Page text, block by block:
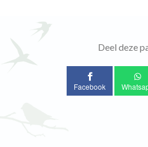
Deel deze
Facebook